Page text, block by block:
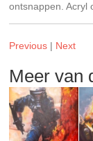
ontsnappen. Acryl
Previous | Next
Meer van